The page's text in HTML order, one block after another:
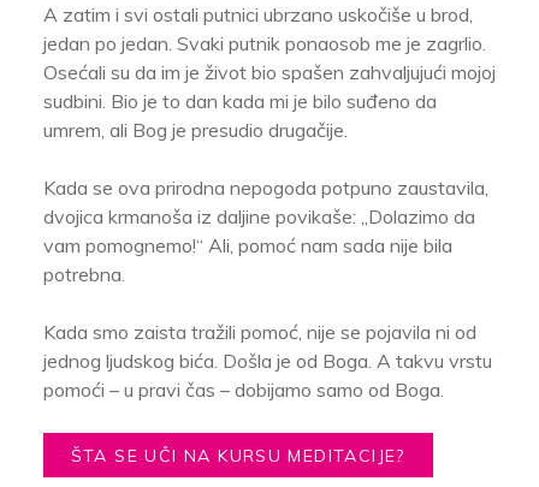
A zatim i svi ostali putnici ubrzano uskočiše u brod,
jedan po jedan. Svaki putnik ponaosob me je zagrlio.
Osećali su da im je život bio spašen zahvaljujući mojoj
sudbini. Bio je to dan kada mi je bilo suđeno da
umrem, ali Bog je presudio drugačije.
Kada se ova prirodna nepogoda potpuno zaustavila,
dvojica krmanoša iz daljine povikaše: „Dolazimo da
vam pomognemo!“ Ali, pomoć nam sada nije bila
potrebna.
Kada smo zaista tražili pomoć, nije se pojavila ni od
jednog ljudskog bića. Došla je od Boga. A takvu vrstu
pomoći – u pravi čas – dobijamo samo od Boga.
ŠTA SE UČI NA KURSU MEDITACIJE?